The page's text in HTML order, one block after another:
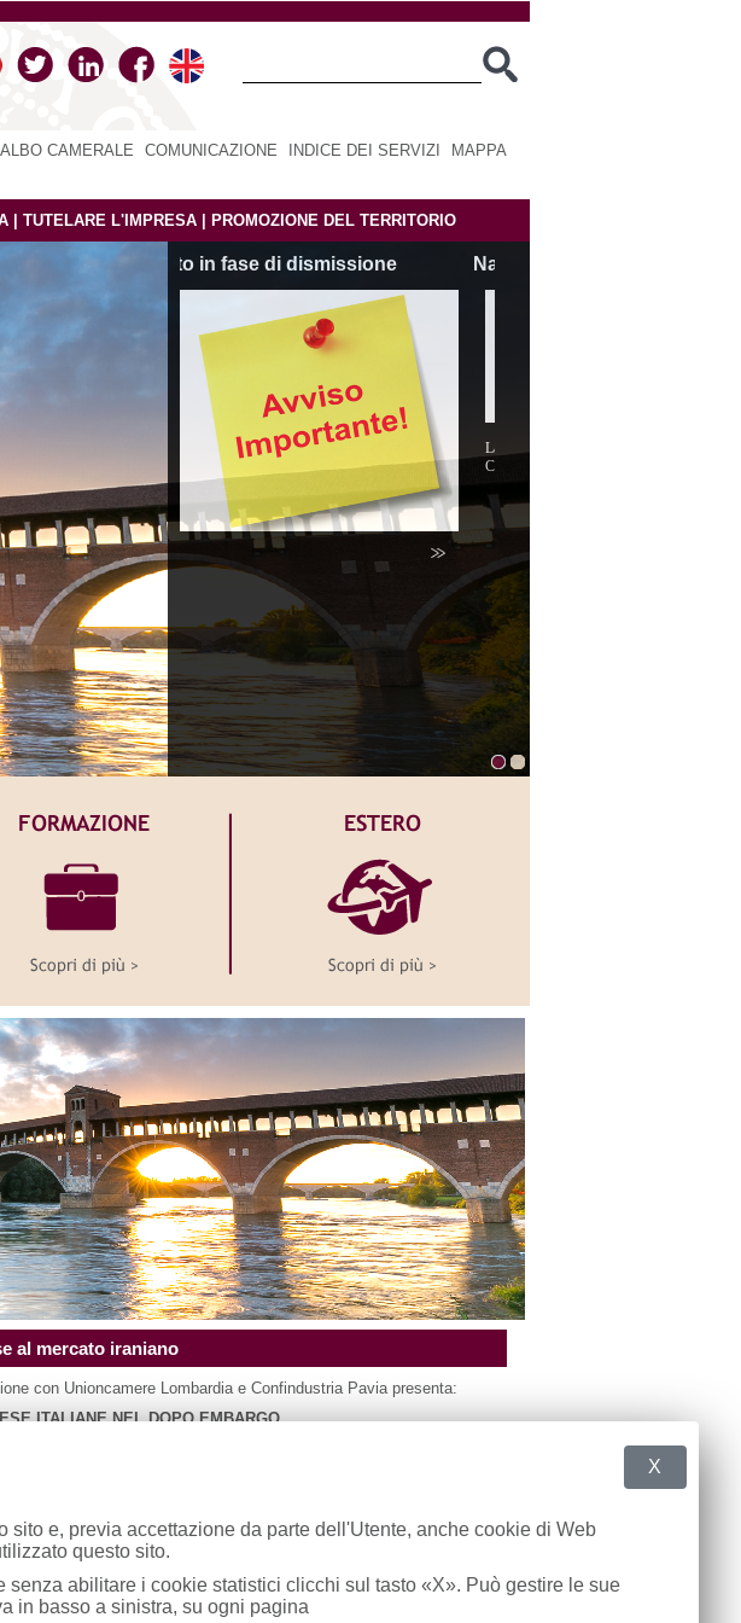
ALBO CAMERALE COMUNICAZIONE INDICE DEI SERVIZI MAPPA
TUTELARE L'IMPRESA PROMOZIONE DEL TERRITORIO
Nasce CMP SviluppoImpresa
La nuova azienda speciale della Camera di
Commercio di Cremona-Mantova-Pavia
al mercato iraniano
con Unioncamere Lombardia e Confindustria Pavia presenta:
ITALIANE NEL DOPO EMBARGO
una panoramica, dal punto di vista legale, contrattuale e
seminario saranno forniti consigli ed informazioni utili per operare
e, previa accettazione da parte dell'Utente, anche cookie di Web
questo sito.
abilitare i cookie statistici clicchi sul tasto «X». Può gestire le sue
in basso a sinistra, su ogni pagina
X